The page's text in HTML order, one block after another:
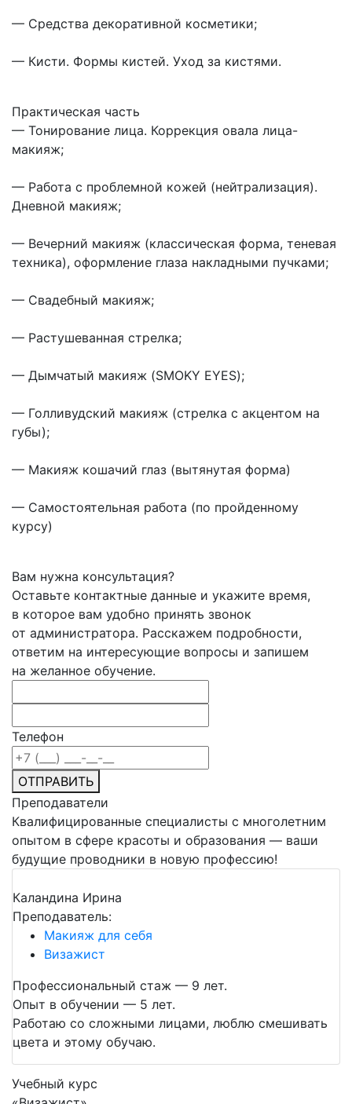
— Средства декоративной косметики;
— Кисти. Формы кистей. Уход за кистями.
Практическая часть
— Тонирование лица. Коррекция овала лица-
макияж;
— Работа с проблемной кожей (нейтрализация).
Дневной макияж;
— Вечерний макияж (классическая форма, теневая
техника), оформление глаза накладными пучками;
— Свадебный макияж;
— Растушеванная стрелка;
— Дымчатый макияж (SMOKY EYES);
— Голливудский макияж (стрелка с акцентом на
губы);
— Макияж кошачий глаз (вытянутая форма)
— Самостоятельная работа (по пройденному
курсу)
Вам нужна консультация?
Оставьте контактные данные и укажите время,
в которое вам удобно принять звонок
от администратора. Расскажем подробности,
ответим на интересующие вопросы и запишем
на желанное обучение.
Телефон
ОТПРАВИТЬ
Преподаватели
Квалифицированные специалисты с многолетним
опытом в сфере красоты и образования — ваши
будущие проводники в новую профессию!
Каландина Ирина
Преподаватель:
Макияж для себя
Визажист
Профессиональный стаж — 9 лет.
Опыт в обучении — 5 лет.
Работаю со сложными лицами, люблю смешивать
цвета и этому обучаю.
Учебный курс